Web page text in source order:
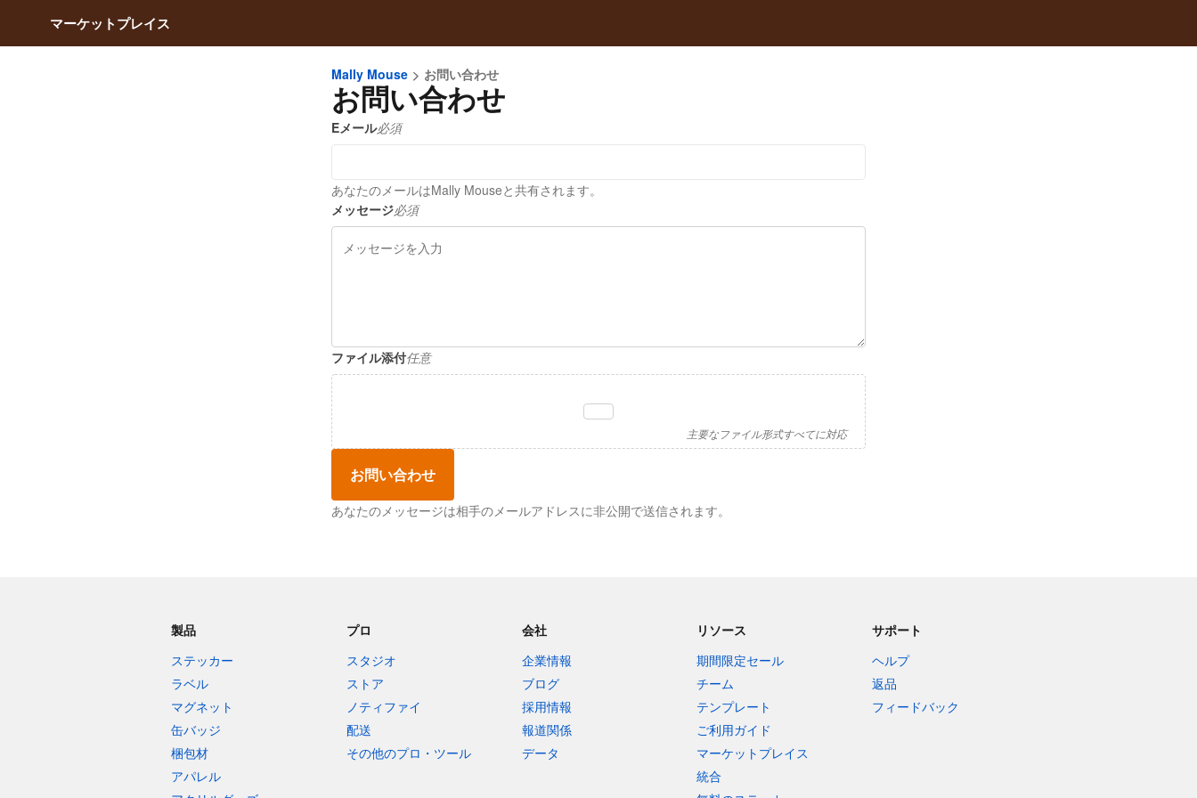
マーケットプレイス
Mally Mouse お問い合わせ
お問い合わせ
Eメール必須
あなたのメールはMally Mouseと共有されます。
メッセージ必須
ファイル添付任意
主要なファイル形式すべてに対応
お問い合わせ
あなたのメッセージは相手のメールアドレスに非公開で送信されます。
製品
ステッカー
ラベル
マグネット
缶バッジ
梱包材
アパレル
プロ
スタジオ
ストア
ノティファイ
配送
その他のプロ・ツール
会社
企業情報
ブログ
採用情報
報道関係
データ
リソース
期間限定セール
チーム
テンプレート
ご利用ガイド
マーケットプレイス
統合
サポート
ヘルプ
返品
フィードバック